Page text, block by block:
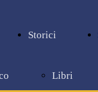
Storici
Libri